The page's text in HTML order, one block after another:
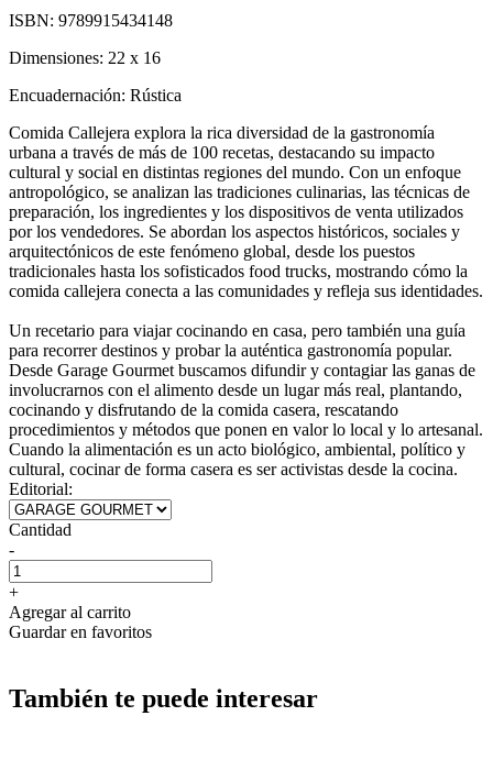
ISBN: 9789915434148
Dimensiones: 22 x 16
Encuadernación: Rústica
Comida Callejera explora la rica diversidad de la gastronomía
urbana a través de más de 100 recetas, destacando su impacto
cultural y social en distintas regiones del mundo. Con un enfoque
antropológico, se analizan las tradiciones culinarias, las técnicas de
preparación, los ingredientes y los dispositivos de venta utilizados
por los vendedores. Se abordan los aspectos históricos, sociales y
arquitectónicos de este fenómeno global, desde los puestos
tradicionales hasta los sofisticados food trucks, mostrando cómo la
comida callejera conecta a las comunidades y refleja sus identidades.
Un recetario para viajar cocinando en casa, pero también una guía
para recorrer destinos y probar la auténtica gastronomía popular.
Desde Garage Gourmet buscamos difundir y contagiar las ganas de
involucrarnos con el alimento desde un lugar más real, plantando,
cocinando y disfrutando de la comida casera, rescatando
procedimientos y métodos que ponen en valor lo local y lo artesanal.
Cuando la alimentación es un acto biológico, ambiental, político y
cultural, cocinar de forma casera es ser activistas desde la cocina.
Editorial:
Cantidad
-
+
Agregar al carrito
Guardar en favoritos
También te puede interesar